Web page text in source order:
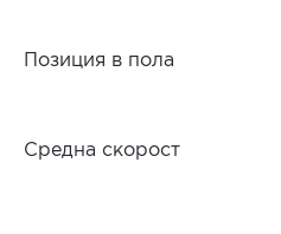
Позиция в пола
Средна скорост